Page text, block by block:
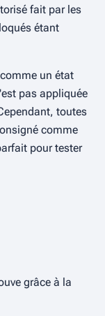
fait par les
étant
un état
pas appliquée
toutes
comme
pour tester
grâce à la